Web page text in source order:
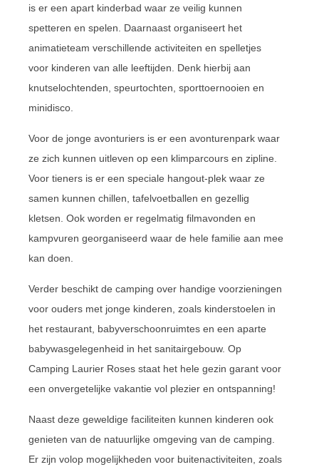
is er een apart kinderbad waar ze veilig kunnen
spetteren en spelen. Daarnaast organiseert het
animatieteam verschillende activiteiten en spelletjes
voor kinderen van alle leeftijden. Denk hierbij aan
knutselochtenden, speurtochten, sporttoernooien en
minidisco.
Voor de jonge avonturiers is er een avonturenpark waar
ze zich kunnen uitleven op een klimparcours en zipline.
Voor tieners is er een speciale hangout-plek waar ze
samen kunnen chillen, tafelvoetballen en gezellig
kletsen. Ook worden er regelmatig filmavonden en
kampvuren georganiseerd waar de hele familie aan mee
kan doen.
Verder beschikt de camping over handige voorzieningen
voor ouders met jonge kinderen, zoals kinderstoelen in
het restaurant, babyverschoonruimtes en een aparte
babywasgelegenheid in het sanitairgebouw. Op
Camping Laurier Roses staat het hele gezin garant voor
een onvergetelijke vakantie vol plezier en ontspanning!
Naast deze geweldige faciliteiten kunnen kinderen ook
genieten van de natuurlijke omgeving van de camping.
Er zijn volop mogelijkheden voor buitenactiviteiten, zoals